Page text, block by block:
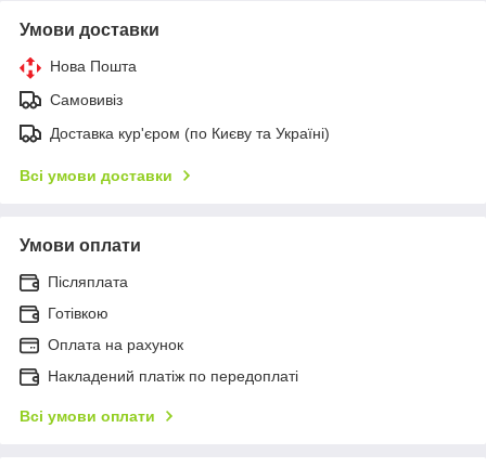
Умови доставки
Нова Пошта
Самовивіз
Доставка кур'єром (по Києву та Україні)
Всі умови доставки
Умови оплати
Післяплата
Готівкою
Оплата на рахунок
Накладений платіж по передоплаті
Всі умови оплати